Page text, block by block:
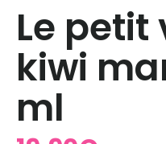
Le petit
kiwi
ml